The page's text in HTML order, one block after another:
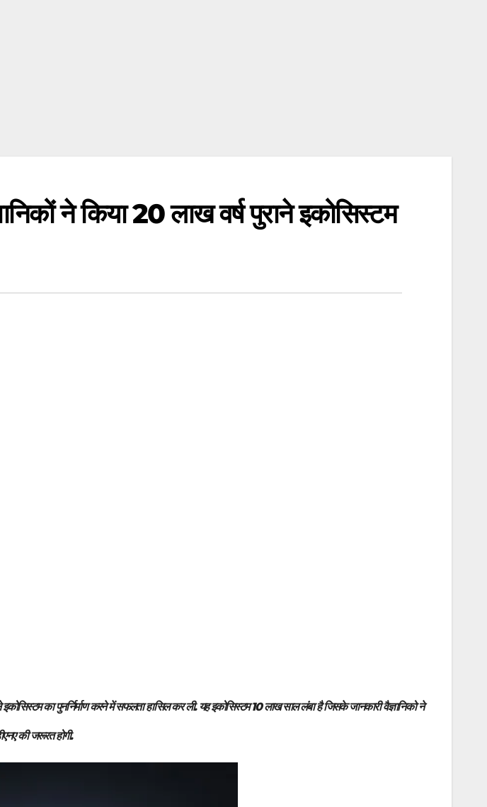
ने किया 20 लाख वर्ष पुराने इकोसिस्टम
का पुनर्निर्माण करने में सफलता हासिल कर ली. यह इकोसिस्टम 10 लाख साल लंबा है जिसके जानकारी वैज्ञानिको ने
की जरूरत होगी.